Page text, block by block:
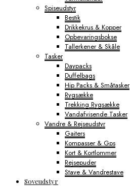
Spiseudstyr
Bestik
Drikkekrus & Kopper
Opbevaringsbokse
Tallerkener & Skåle
Tasker
Daypacks
Duffelbags
Hip Packs & Småtasker
Rygsække
Trekking Rygsække
Vandafvisende Tasker
Vandre & Rejseudstyr
Gaiters
Kompasser & Gps
Kort & Kortlommer
Rejsepuder
Stave & Vandrestave
Soveudstyr